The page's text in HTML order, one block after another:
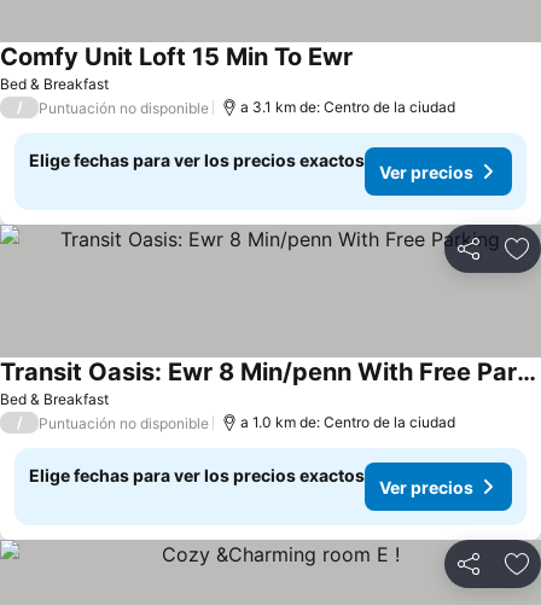
Bed & Breakfast
Comfy Unit Loft 15 Min To Ewr
/ Puntuación no disponible a 3.1 km de: Centro de la ciudad
Elige fechas para ver los precios exactos
Ver precios
Compartir
Bed & Breakfast
Transit Oasis: Ewr 8 Min/penn With Free Parking
/ Puntuación no disponible a 1.0 km de: Centro de la ciudad
Elige fechas para ver los precios exactos
Ver precios
Compartir